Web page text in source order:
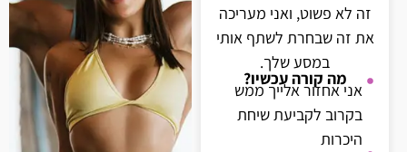
זה לא פשוט, ואני מעריכה
את זה שבחרת לשתף אותי
במסע שלך.
מה קורה עכשיו?
אני אחזור אלייך ממש
בקרוב לקביעת שיחת
היכרות